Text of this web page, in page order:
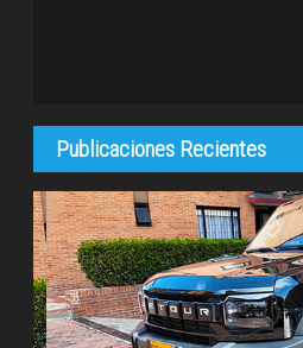
Publicaciones Recientes